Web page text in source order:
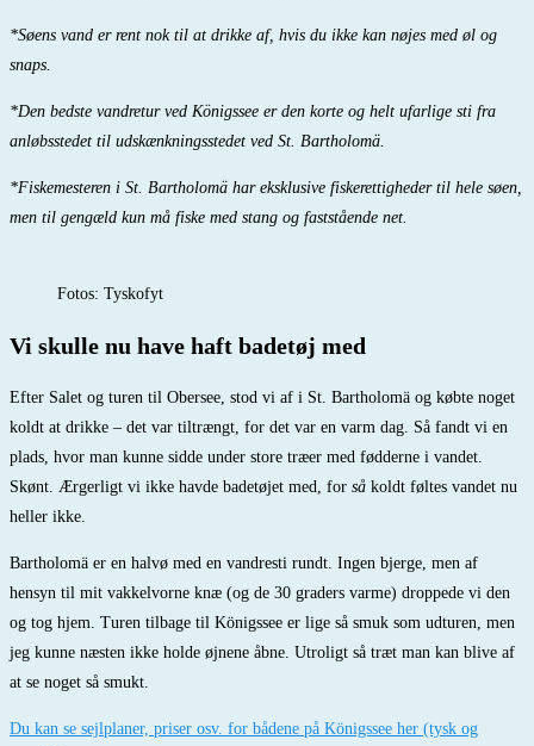
*Søens vand er rent nok til at drikke af, hvis du ikke kan nøjes med øl og
snaps.
*Den bedste vandretur ved Königssee er den korte og helt ufarlige sti fra
anløbsstedet til udskænkningsstedet ved St. Bartholomä.
*Fiskemesteren i St. Bartholomä har eksklusive fiskerettigheder til hele søen,
men til gengæld kun må fiske med stang og faststående net.
Fotos: Tyskofyt
Vi skulle nu have haft badetøj med
Efter Salet og turen til Obersee, stod vi af i St. Bartholomä og købte noget
koldt at drikke – det var tiltrængt, for det var en varm dag. Så fandt vi en
plads, hvor man kunne sidde under store træer med fødderne i vandet.
Skønt. Ærgerligt vi ikke havde badetøjet med, for så koldt føltes vandet nu
heller ikke.
Bartholomä er en halvø med en vandresti rundt. Ingen bjerge, men af
hensyn til mit vakkelvorne knæ (og de 30 graders varme) droppede vi den
og tog hjem. Turen tilbage til Königssee er lige så smuk som udturen, men
jeg kunne næsten ikke holde øjnene åbne. Utroligt så træt man kan blive af
at se noget så smukt.
Du kan se sejlplaner, priser osv. for bådene på Königssee her (tysk og